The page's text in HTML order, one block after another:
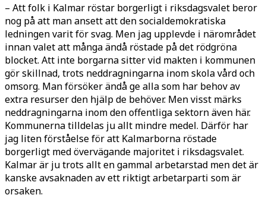
– Att folk i Kalmar röstar borgerligt i riksdagsvalet beror
nog på att man ansett att den socialdemokratiska
ledningen varit för svag. Men jag upplevde i närområdet
innan valet att många ändå röstade på det rödgröna
blocket. Att inte borgarna sitter vid makten i kommunen
gör skillnad, trots neddragningarna inom skola vård och
omsorg. Man försöker ändå ge alla som har behov av
extra resurser den hjälp de behöver. Men visst märks
neddragningarna inom den offentliga sektorn även här.
Kommunerna tilldelas ju allt mindre medel. Därför har
jag liten förståelse för att Kalmarborna röstade
borgerligt med övervägande majoritet i riksdagsvalet.
Kalmar är ju trots allt en gammal arbetarstad men det är
kanske avsaknaden av ett riktigt arbetarparti som är
orsaken.